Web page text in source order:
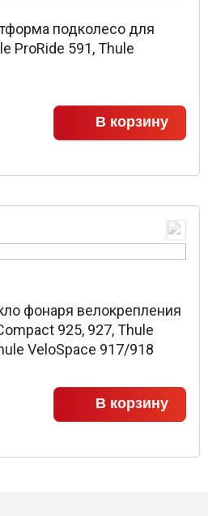
подколесо для
ProRide 591, Thule
В корзину
фонаря велокрепления
925, 927, Thule
VeloSpace 917/918
В корзину